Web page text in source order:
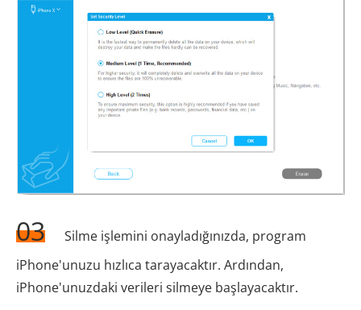
03
Silme işlemini onayladığınızda, program
iPhone'unuzu hızlıca tarayacaktır. Ardından,
iPhone'unuzdaki verileri silmeye başlayacaktır.